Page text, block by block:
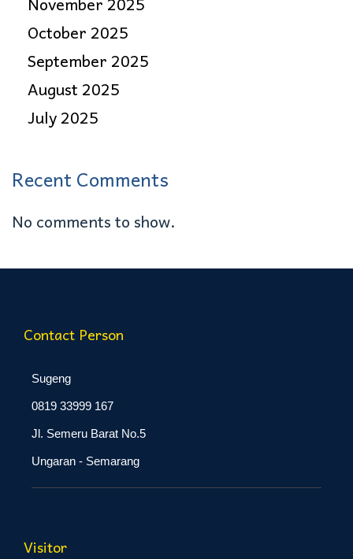
October 2025
September 2025
August 2025
July 2025
Recent Comments
No comments to show.
Contact Person
Sugeng
0819 33999 167
Jl. Semeru Barat No.5
Ungaran - Semarang
Visitor